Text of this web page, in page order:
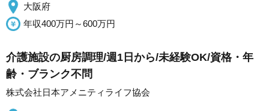
大阪府
年収400万円～600万円
介護施設の厨房調理/週1日から/未経験OK/資格・年
齢・ブランク不問
株式会社日本アメニティライフ協会